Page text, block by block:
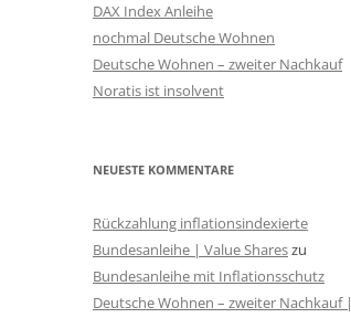
DAX Index Anleihe
nochmal Deutsche Wohnen
Deutsche Wohnen – zweiter Nachkauf
Noratis ist insolvent
NEUESTE KOMMENTARE
Rückzahlung inflationsindexierte
Bundesanleihe | Value Shareszu
Bundesanleihe mit Inflationsschutz
Deutsche Wohnen – zweiter Nachkauf |